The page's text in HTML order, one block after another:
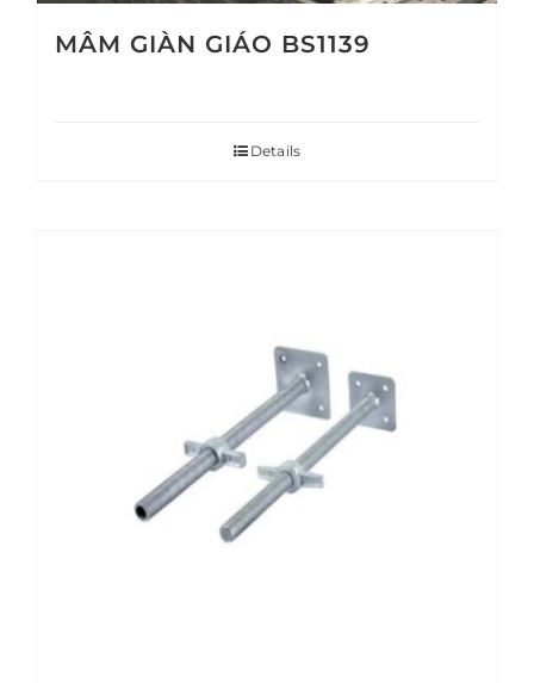
MÂM GIÀN GIÁO BS1139
Details